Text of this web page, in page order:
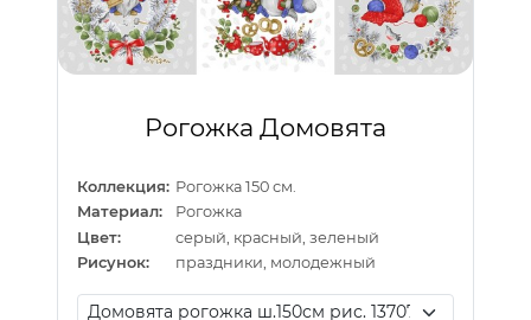
Рогожка Домовята
Коллекция: Рогожка 150 см.
Материал:
Рогожка
Цвет:
серый, красный, зеленый
Рисунок:
праздники, молодежный